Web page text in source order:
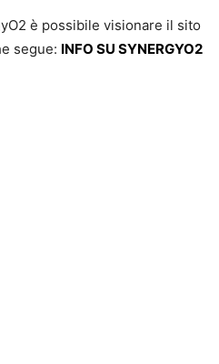
è possibile visionare il sito
segue: INFO SU SYNERGYO2